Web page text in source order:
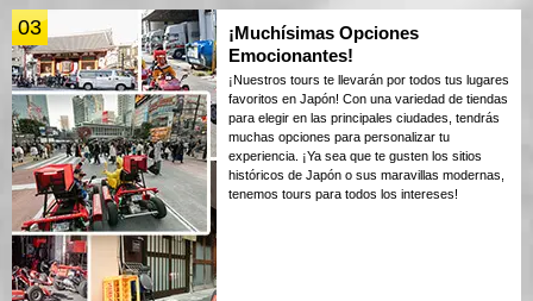
03
¡Muchísimas Opciones
Emocionantes!
¡Nuestros tours te llevarán por todos tus lugares
favoritos en Japón! Con una variedad de tiendas
para elegir en las principales ciudades, tendrás
muchas opciones para personalizar tu
experiencia. ¡Ya sea que te gusten los sitios
históricos de Japón o sus maravillas modernas,
tenemos tours para todos los intereses!